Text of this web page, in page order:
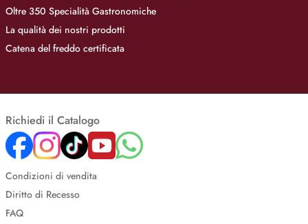
Oltre 350 Specialità Gastronomiche
La qualità dei nostri prodotti
Catena del freddo certificata
Richiedi il Catalogo
Condizioni di vendita
Diritto di Recesso
FAQ